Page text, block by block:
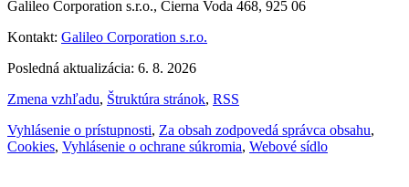
Galileo Corporation s.r.o., Čierna Voda 468, 925 06
Kontakt: Galileo Corporation s.r.o.
Posledná aktualizácia: 6. 8. 2026
Zmena vzhľadu, Štruktúra stránok, RSS
Vyhlásenie o prístupnosti, Za obsah zodpovedá správca obsahu,
Cookies, Vyhlásenie o ochrane súkromia, Webové sídlo